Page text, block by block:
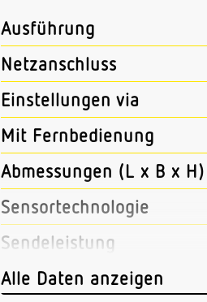
Ausführung
Netzanschluss
Einstellungen via
Mit Fernbedienung
Abmessungen (L x B x H)
Sensortechnologie
Sendeleistung
HF-Technik
Alle Daten anzeigen